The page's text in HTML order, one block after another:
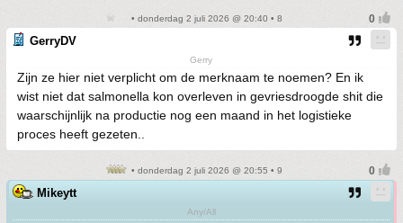
• donderdag 2 juli 2026 @ 20:40 • 8
GerryDV
Gerry
Zijn ze hier niet verplicht om de merknaam te noemen? En ik
wist niet dat salmonella kon overleven in gevriesdroogde shit die
waarschijnlijk na productie nog een maand in het logistieke
proces heeft gezeten..
• donderdag 2 juli 2026 @ 20:55 • 9
Mikeytt
Any/All